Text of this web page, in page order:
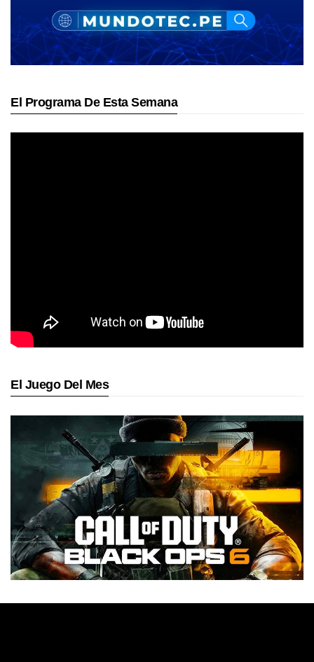
El Programa De Esta Semana
El Juego Del Mes